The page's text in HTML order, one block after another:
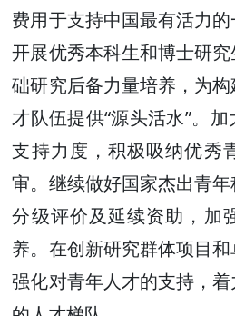
费用于支持中国最有活力
开展优秀本科生和博士研
础研究后备力量培养，为
才队伍提供“源头活水”。
支持力度，积极吸纳优秀
审。继续做好国家杰出青
分级评价及延续资助，加
养。在创新研究群体项目
强化对青年人才的支持，